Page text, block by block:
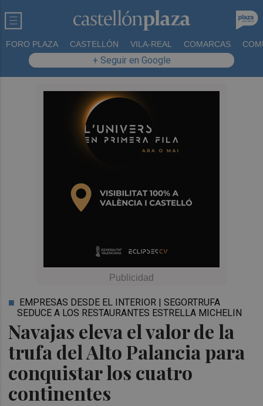
FORO PLAZA CASTELLÓN VILA-REAL COMARCAS
+ Seguir en Google
Navajas eleva el valor de la
trufa del Alto Palancia para
conquistar los cuatro
continentes
EMPRESAS DESDE EL INTERIOR | SEGORTRUFA
SEDUCE A LOS RESTAURANTES ESTRELLA MICHELIN